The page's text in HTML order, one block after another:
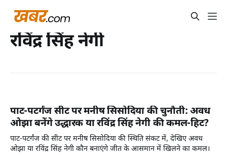
रविंद्र सिंह नेगी
पाट-पटर्गंज सीट पर मनीष सिसोदिया की चुनौती: अवध
ओझा बनेंगे उद्धारक या रविंद्र सिंह नेगी की कमल-हिट?
पाट-पटर्गंज की सीट पर मनीष सिसोदिया की स्थिति संकट में, देखिए अवध
ओझा या रविंद्र सिंह नेगी कौन बनाएंगे जीत के आसमान में खिलने का कमल।